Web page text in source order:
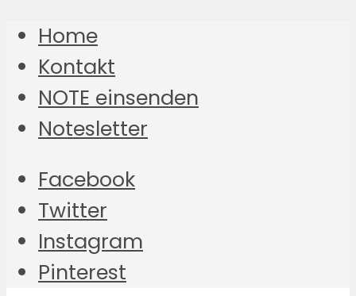
Home
Kontakt
NOTE einsenden
Notesletter
Facebook
Twitter
Instagram
Pinterest